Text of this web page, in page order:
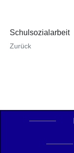
Schulsozialarbeit
Zurück